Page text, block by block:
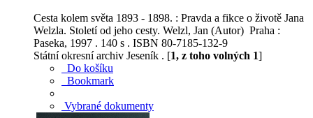
Cesta kolem světa 1893 - 1898. : Pravda a fikce o životě Jana
Welzla. Století od jeho cesty. Welzl, Jan (Autor) Praha :
Paseka, 1997 . 140 s . ISBN 80-7185-132-9
Státní okresní archiv Jeseník . [1, z toho volných 1]
Do košíku
Bookmark
Vybrané dokumenty